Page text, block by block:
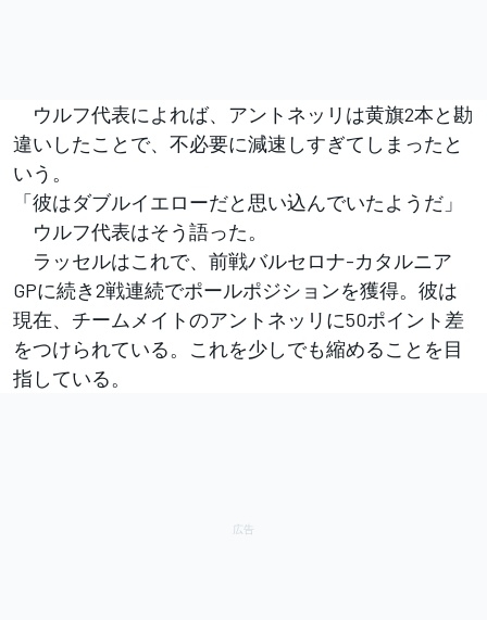
ウルフ代表によれば、アントネッリは黄旗2本と勘
違いしたことで、不必要に減速しすぎてしまったと
いう。
「彼はダブルイエローだと思い込んでいたようだ」
ウルフ代表はそう語った。
ラッセルはこれで、前戦バルセロナ-カタルニア
GPに続き2戦連続でポールポジションを獲得。彼は
現在、チームメイトのアントネッリに50ポイント差
をつけられている。これを少しでも縮めることを目
指している。